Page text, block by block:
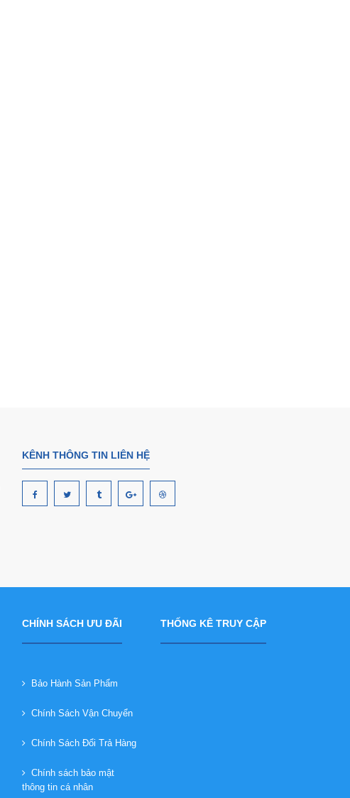
KÊNH THÔNG TIN LIÊN HỆ
CHÍNH SÁCH ƯU ĐÃI
Bảo Hành Sản Phẩm
Chính Sách Vận Chuyển
Chính Sách Đổi Trả Hàng
Chính sách bảo mật
thông tin cá nhân
THỐNG KÊ TRUY CẬP